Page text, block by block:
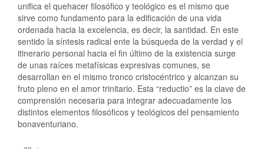
unifica el quehacer filosófico y teológico es el mismo que
sirve como fundamento para la edificación de una vida
ordenada hacia la excelencia, es decir, la santidad. En este
sentido la síntesis radical ente la búsqueda de la verdad y el
itinerario personal hacia el fin último de la existencia surge
de unas raíces metafísicas expresivas comunes, se
desarrollan en el mismo tronco cristocéntrico y alcanzan su
fruto pleno en el amor trinitario. Esta “reductio” es la clave de
comprensión necesaria para integrar adecuadamente los
distintos elementos filosóficos y teológicos del pensamiento
bonaventuriano.